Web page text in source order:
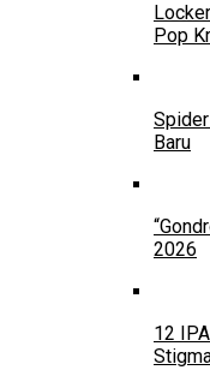
Pop
Baru
2026
12